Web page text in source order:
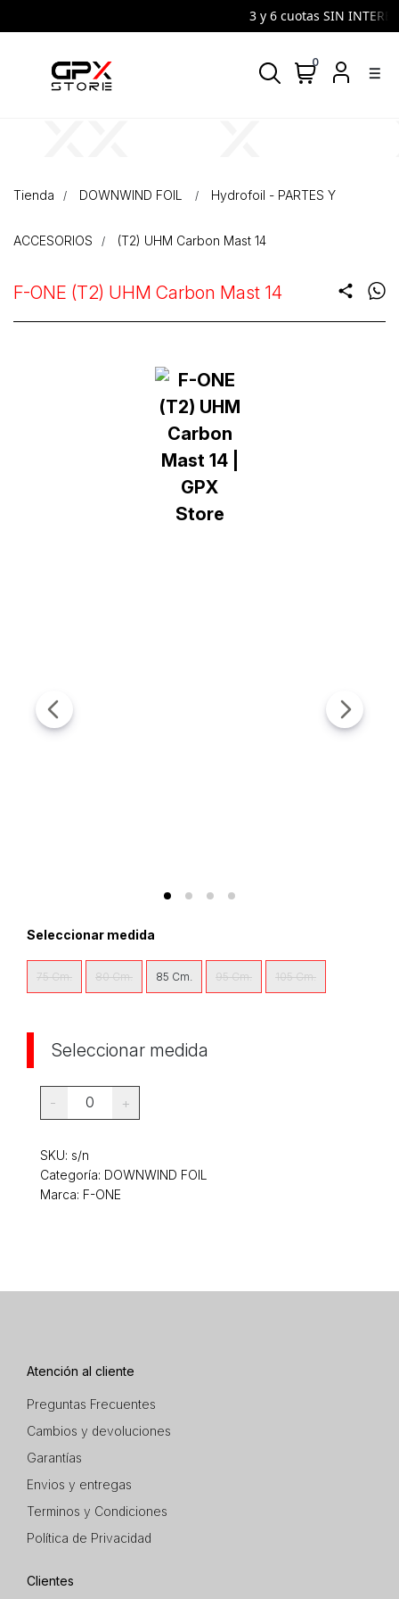
3 y 6 cuotas SIN
density_medium
0
Tienda DOWNWIND FOIL Hydrofoil - PARTES Y
ACCESORIOS (T2) UHM Carbon Mast 14
F-ONE (T2) UHM Carbon Mast 14 share
Seleccionar medida
75 Cm. 80 Cm. 85 Cm. 95 Cm. 105 Cm.
Seleccionar medida
- 0 +
SKU: s/n
Categoría: DOWNWIND FOIL
Marca: F-ONE
Atención al cliente
Preguntas Frecuentes
Cambios y devoluciones
Garantías
Envios y entregas
Terminos y Condiciones
Política de Privacidad
Clientes